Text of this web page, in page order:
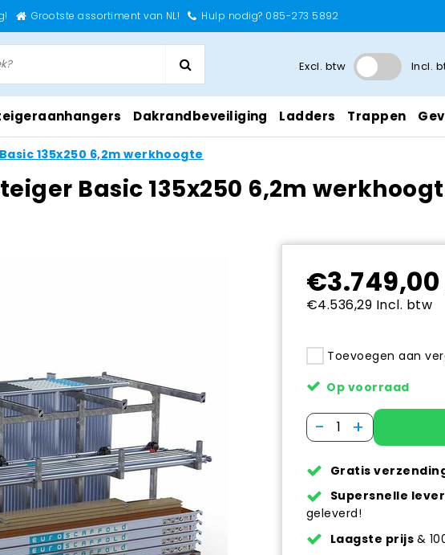
Grootste assortiment van NL! Hulp nodig? 085-273 5892
Excl. btw Incl.
Dakrandbeveiliging Ladders Trappen
135x250 6,2m werkhoogte
Basic 135x250 6,2m
€3.749,00
€4.536,29 Incl. btw
Toevoegen aan
Op voorraad
- +
Gratis
Supersnelle
geleverd!
Laagste prijs &